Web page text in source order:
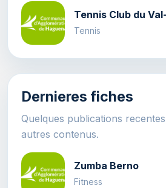
Tennis Club du
Tennis
Dernieres fiches
Quelques publications
autres contenus.
Zumba Berno
Fitness